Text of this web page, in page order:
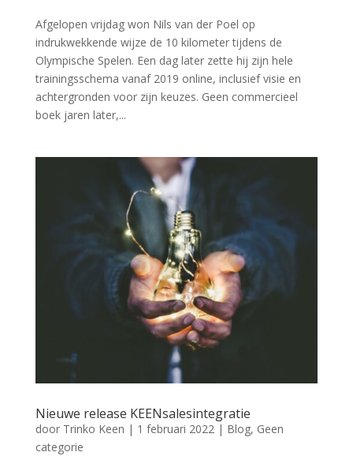
Afgelopen vrijdag won Nils van der Poel op
indrukwekkende wijze de 10 kilometer tijdens de
Olympische Spelen. Een dag later zette hij zijn hele
trainingsschema vanaf 2019 online, inclusief visie en
achtergronden voor zijn keuzes. Geen commercieel
boek jaren later,...
Nieuwe release KEENsalesintegratie
door Trinko Keen | 1 februari 2022| Blog, Geen
categorie